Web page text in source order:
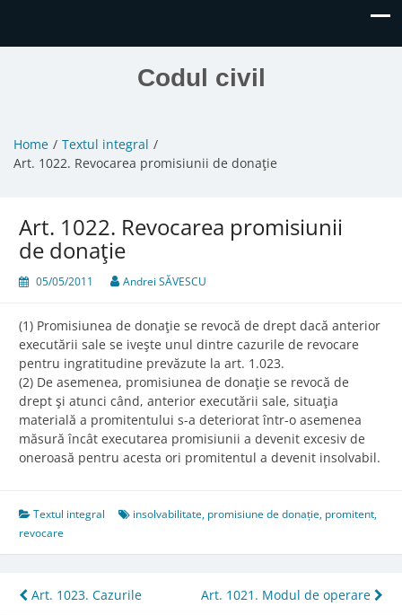
Codul civil
Home
Textul integral
Art. 1022. Revocarea promisiunii de donaţie
Art. 1022. Revocarea promisiunii
de donaţie
05/05/2011 Andrei SĂVESCU
(1) Promisiunea de donaţie se revocă de drept dacă anterior
executării sale se iveşte unul dintre cazurile de revocare
pentru ingratitudine prevăzute la art. 1.023.
(2) De asemenea, promisiunea de donaţie se revocă de
drept şi atunci când, anterior executării sale, situaţia
materială a promitentului s-a deteriorat într-o asemenea
măsură încât executarea promisiunii a devenit excesiv de
oneroasă pentru acesta ori promitentul a devenit insolvabil.
Textul integral insolvabilitate, promisiune de donație, promitent,
revocare
Post
Art. 1023. Cazurile Art. 1021. Modul de operare